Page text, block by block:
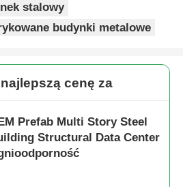
domek dla drobiu
stalowa
stalowy
budynki metalowe
cenę za
Prefab Multi Story Steel
Structural Data Center